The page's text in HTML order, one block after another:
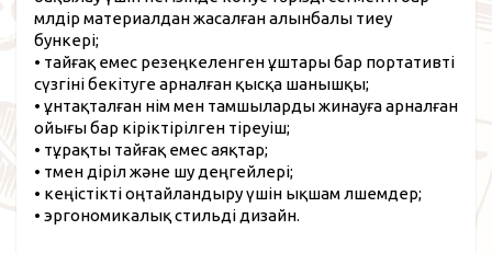
мөлдір материалдан жасалған алынбалы тиеу
бункері;
• тайғақ емес резеңкеленген ұштары бар портативті
сүзгіні бекітуге арналған қысқа шанышқы;
• ұнтақталған өнім мен тамшыларды жинауға арналған
ойығы бар кіріктірілген тіреуіш;
• тұрақты тайғақ емес аяқтар;
• төмен діріл және шу деңгейлері;
• кеңістікті оңтайландыру үшін ықшам өлшемдер;
• эргономикалық стильді дизайн.